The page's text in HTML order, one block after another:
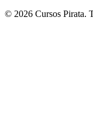
© 2026 Cursos Pirata.